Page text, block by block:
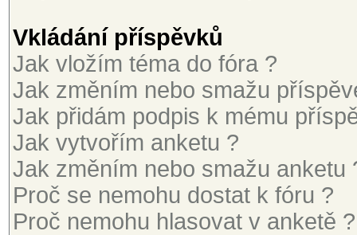
Vkládání příspěvků
Jak vložím téma do fóra ?
Jak změním nebo smažu
Jak přidám podpis k mému
Jak vytvořím anketu ?
Jak změním nebo smažu anketu
Proč se nemohu dostat k fóru ?
Proč nemohu hlasovat v anketě ?